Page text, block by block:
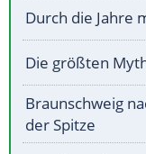
Durch die Jahre
Die größten
Braunschweig
der Spitze